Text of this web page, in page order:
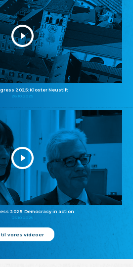
2025: Kloster Neustift
26.10.2025
2025: Democracy in action
25.10.2025
til vores videoer